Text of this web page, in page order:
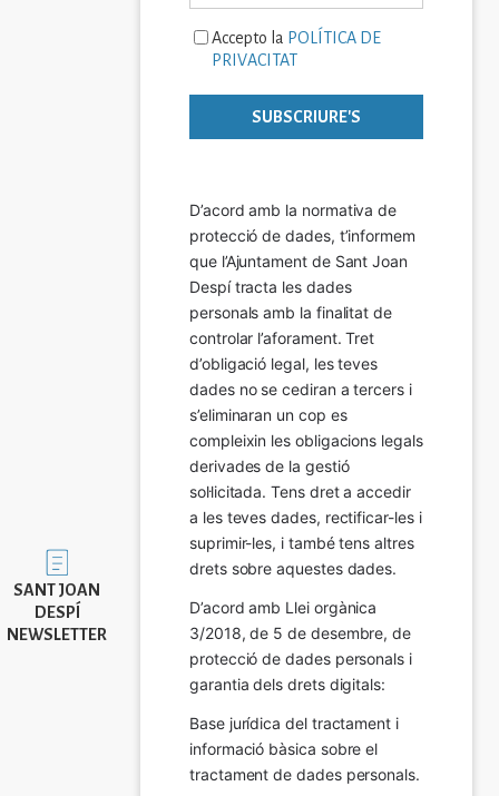
Imatge
SANT JOAN
DESPÍ
NEWSLETTER
Accepto la POLÍTICA DE
PRIVACITAT
D’acord amb la normativa de
protecció de dades, t’informem
que l’Ajuntament de Sant Joan
Despí tracta les dades
personals amb la finalitat de
controlar l’aforament. Tret
d’obligació legal, les teves
dades no se cediran a tercers i
s’eliminaran un cop es
compleixin les obligacions legals
derivades de la gestió
sol·licitada. Tens dret a accedir
a les teves dades, rectificar-les i
suprimir-les, i també tens altres
drets sobre aquestes dades.
D’acord amb Llei orgànica
3/2018, de 5 de desembre, de
protecció de dades personals i
garantia dels drets digitals:
Base jurídica del tractament i
informació bàsica sobre el
tractament de dades personals.